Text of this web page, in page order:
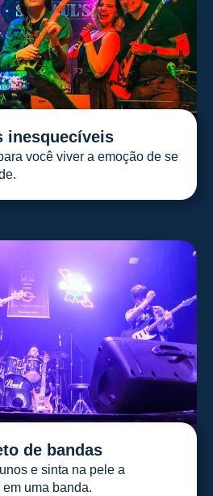
inesquecíveis
você viver a emoção de se
de bandas
e sinta na pele a
uma banda.